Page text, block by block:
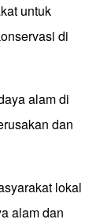
untuk
di
alam di
dan
lokal
alam dan